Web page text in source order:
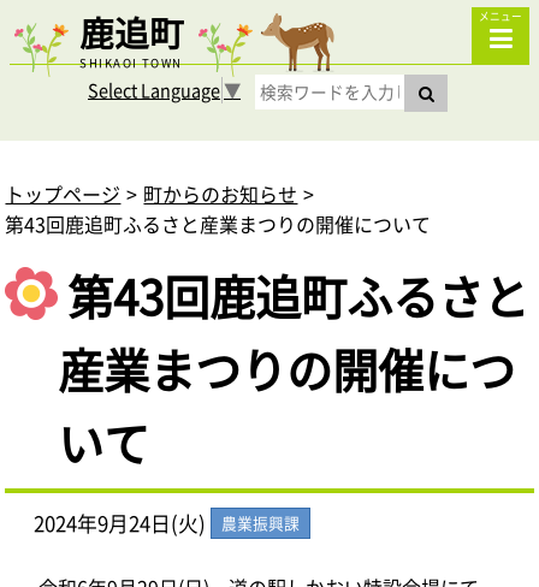
鹿追町
SHIKAOI TOWN
メニュー
Select Language▼
トップページ
町からのお知らせ
第43回鹿追町ふるさと産業まつりの開催について
第43回鹿追町ふるさと
産業まつりの開催につ
いて
2024年9月24日(火) 農業振興課